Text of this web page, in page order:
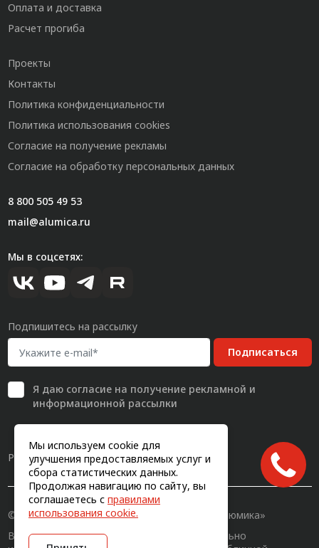
Мы используем cookie для
улучшения предоставляемых услуг и
сбора статистических данных.
Продолжая навигацию по сайту, вы
соглашаетесь с правилами
использования cookie.
Оплата и доставка
Расчет прогиба
Проекты
Контакты
Политика конфиденциальности
Политика использования cookies
Согласие на получение рекламы
Согласие на обработку персональных данных
8 800 505 49 53
mail@alumica.ru
Мы в соцсетях:
Подпишитесь на рассылку
Подписаться
Я даю согласиена получение рекламной и
информационной рассылки
Разработка сайта
© 2011-2026, Конструкционный профиль «Алюмика»
Вся информация на сайте имеет исключительно